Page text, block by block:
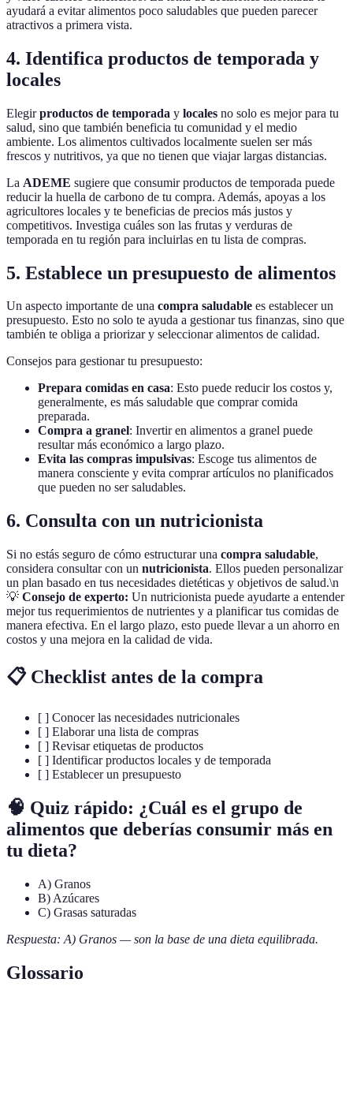
ayudará a evitar alimentos poco saludables que pueden parecer
atractivos a primera vista.
4. Identifica productos de temporada y
locales
Elegirproductos de temporada y locales no solo es mejor para tu
salud, sino que también beneficia tu comunidad y el medio
ambiente. Los alimentos cultivados localmente suelen ser más
frescos y nutritivos, ya que no tienen que viajar largas distancias.
La ADEME sugiere que consumir productos de temporada puede
reducir la huella de carbono de tu compra. Además, apoyas a los
agricultores locales y te beneficias de precios más justos y
competitivos. Investiga cuáles son las frutas y verduras de
temporada en tu región para incluirlas en tu lista de compras.
5. Establece un presupuesto de alimentos
Un aspecto importante de una compra saludable es establecer un
presupuesto. Esto no solo te ayuda a gestionar tus finanzas, sino que
también te obliga a priorizar y seleccionar alimentos de calidad.
Consejos para gestionar tu presupuesto:
Prepara comidas en casa: Esto puede reducir los costos y,
generalmente, es más saludable que comprar comida
preparada.
Compra a granel: Invertir en alimentos a granel puede
resultar más económico a largo plazo.
Evita las compras impulsivas: Escoge tus alimentos de
manera consciente y evita comprar artículos no planificados
que pueden no ser saludables.
6. Consulta con un nutricionista
Si no estás seguro de cómo estructurar una compra saludable,
considera consultar con un nutricionista. Ellos pueden personalizar
un plan basado en tus necesidades dietéticas y objetivos de salud.\n
💡 Consejo de experto: Un nutricionista puede ayudarte a entender
mejor tus requerimientos de nutrientes y a planificar tus comidas de
manera efectiva. En el largo plazo, esto puede llevar a un ahorro en
costos y una mejora en la calidad de vida.
📋 Checklist antes de la compra
[ ] Conocer las necesidades nutricionales
[ ] Elaborar una lista de compras
[ ] Revisar etiquetas de productos
[ ] Identificar productos locales y de temporada
[ ] Establecer un presupuesto
🧠 Quiz rápido: ¿Cuál es el grupo de
alimentos que deberías consumir más en
tu dieta?
A) Granos
B) Azúcares
C) Grasas saturadas
Respuesta: A) Granos — son la base de una dieta equilibrada.
Glossario